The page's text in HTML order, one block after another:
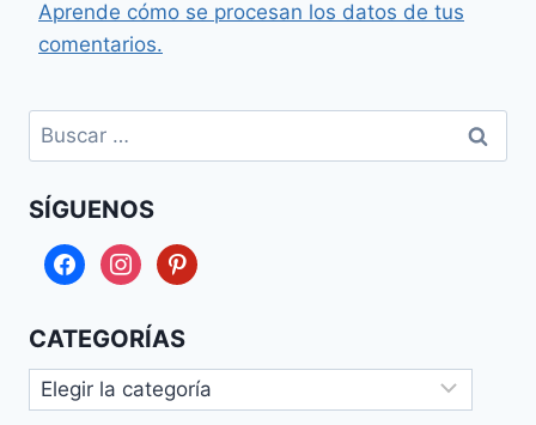
Aprende cómo se procesan los datos de tus
comentarios.
Buscar:
SÍGUENOS
facebookinstagrampinterest
CATEGORÍAS
Categorías